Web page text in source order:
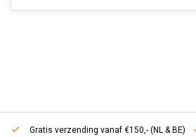
Gratis verzending vanaf €150,- (NL & BE)